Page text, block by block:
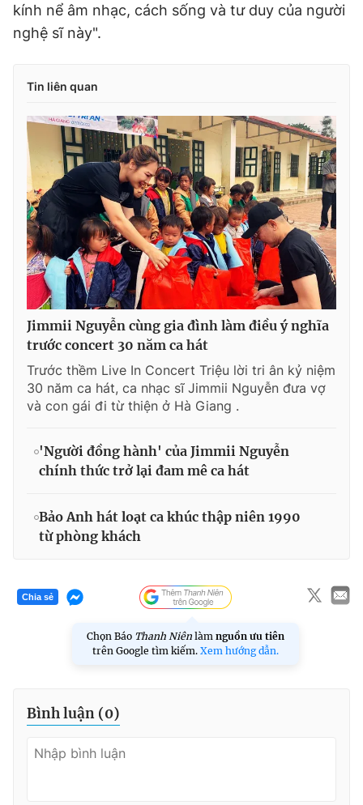
kính nể âm nhạc, cách sống và tư duy của người
nghệ sĩ này".
Tin liên quan
Jimmii Nguyễn cùng gia đình làm điều ý nghĩa
trước concert 30 năm ca hát
Trước thềm Live In Concert Triệu lời tri ân kỷ niệm
30 năm ca hát, ca nhạc sĩ Jimmii Nguyễn đưa vợ
và con gái đi từ thiện ở Hà Giang .
'Người đồng hành' của Jimmii Nguyễn
chính thức trở lại đam mê ca hát
Bảo Anh hát loạt ca khúc thập niên 1990
từ phòng khách
Chia sẻ
Chọn Báo Thanh Niên làm nguồn ưu tiên
trên Google tìm kiếm. Xem hướng dẫn.
Bình luận (0)